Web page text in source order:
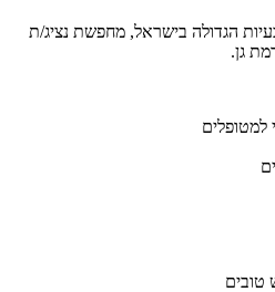
הגדולה בישראל, מחפשת נציג/ת
גן.
למטופלים
טובים